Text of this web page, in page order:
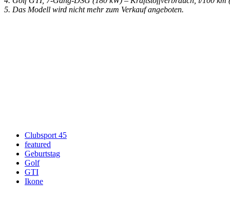
5. Das Modell wird nicht mehr zum Verkauf angeboten.
Clubsport 45
featured
Geburtstag
Golf
GTI
Ikone